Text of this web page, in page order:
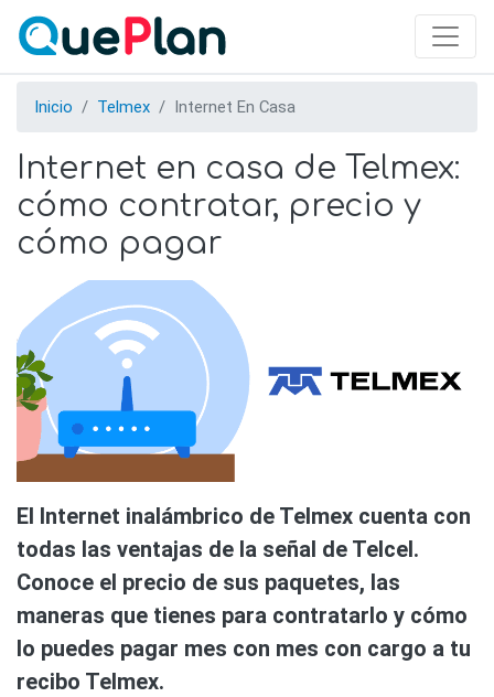
Inicio Telmex Internet En Casa
Internet en casa de Telmex:
cómo contratar, precio y
cómo pagar
El Internet inalámbrico de Telmex cuenta con
todas las ventajas de la señal de Telcel.
Conoce el precio de sus paquetes, las
maneras que tienes para contratarlo y cómo
lo puedes pagar mes con mes con cargo a tu
recibo Telmex.